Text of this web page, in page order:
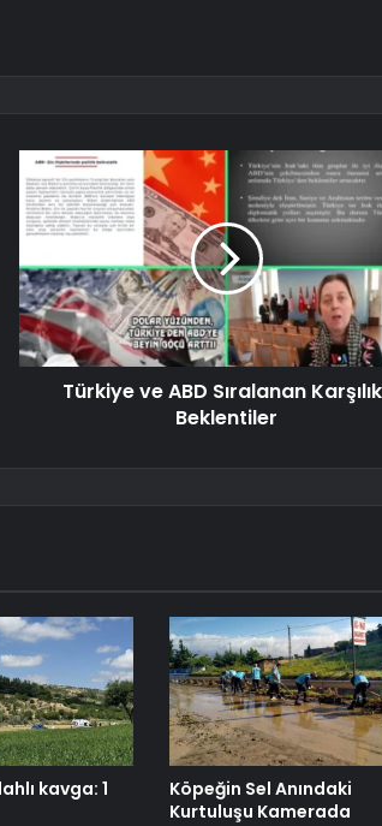
Türkiye ve ABD Sıralanan
Beklentiler
kavga: 1
Köpeğin Sel Anındaki
Kurtuluşu Kamerada